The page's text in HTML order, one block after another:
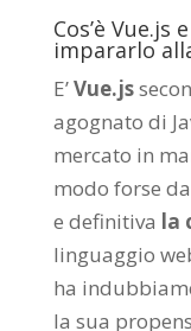
Cos’è Vue.js
impararlo
E’Vue.js
agognato di
mercato in
modo forse
e definitiva la
linguaggio
ha
la sua